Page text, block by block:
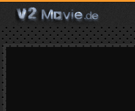
meist gesehen